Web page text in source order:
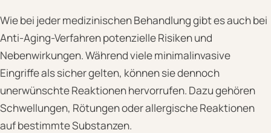
Wie bei jeder medizinischen Behandlung gibt es auch bei
Anti-Aging-Verfahren potenzielle Risiken und
Nebenwirkungen. Während viele minimalinvasive
Eingriffe als sicher gelten, können sie dennoch
unerwünschte Reaktionen hervorrufen. Dazu gehören
Schwellungen, Rötungen oder allergische Reaktionen
auf bestimmte Substanzen.